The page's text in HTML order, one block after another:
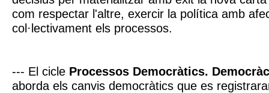
com respectar l'altre, exercir la política amb
col·lectivament els processos.
--- El cicle Processos Democràtics.
aborda els canvis democràtics que es